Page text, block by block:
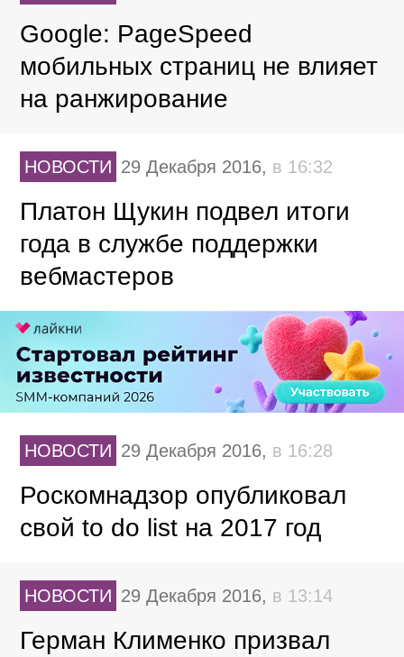
Google: PageSpeed
мобильных страниц не влияет
на ранжирование
НОВОСТИ 29 Декабря 2016, в 16:32
Платон Щукин подвел итоги
года в службе поддержки
вебмастеров
НОВОСТИ 29 Декабря 2016, в 16:28
Роскомнадзор опубликовал
свой to do list на 2017 год
НОВОСТИ 29 Декабря 2016, в 13:14
Герман Клименко призвал